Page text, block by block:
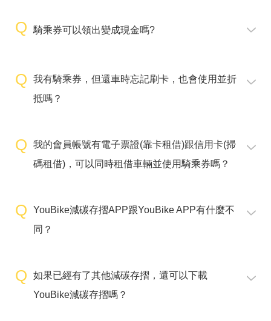
騎乘券可以領出變成現金嗎?
我有騎乘券，但還車時忘記刷卡，也會使用並折
抵嗎？
我的會員帳號有電子票證(靠卡租借)跟信用卡(掃
碼租借)，可以同時租借車輛並使用騎乘券嗎？
YouBike減碳存摺APP跟YouBike APP有什麼不
同？
如果已經有了其他減碳存摺，還可以下載
YouBike減碳存摺嗎？